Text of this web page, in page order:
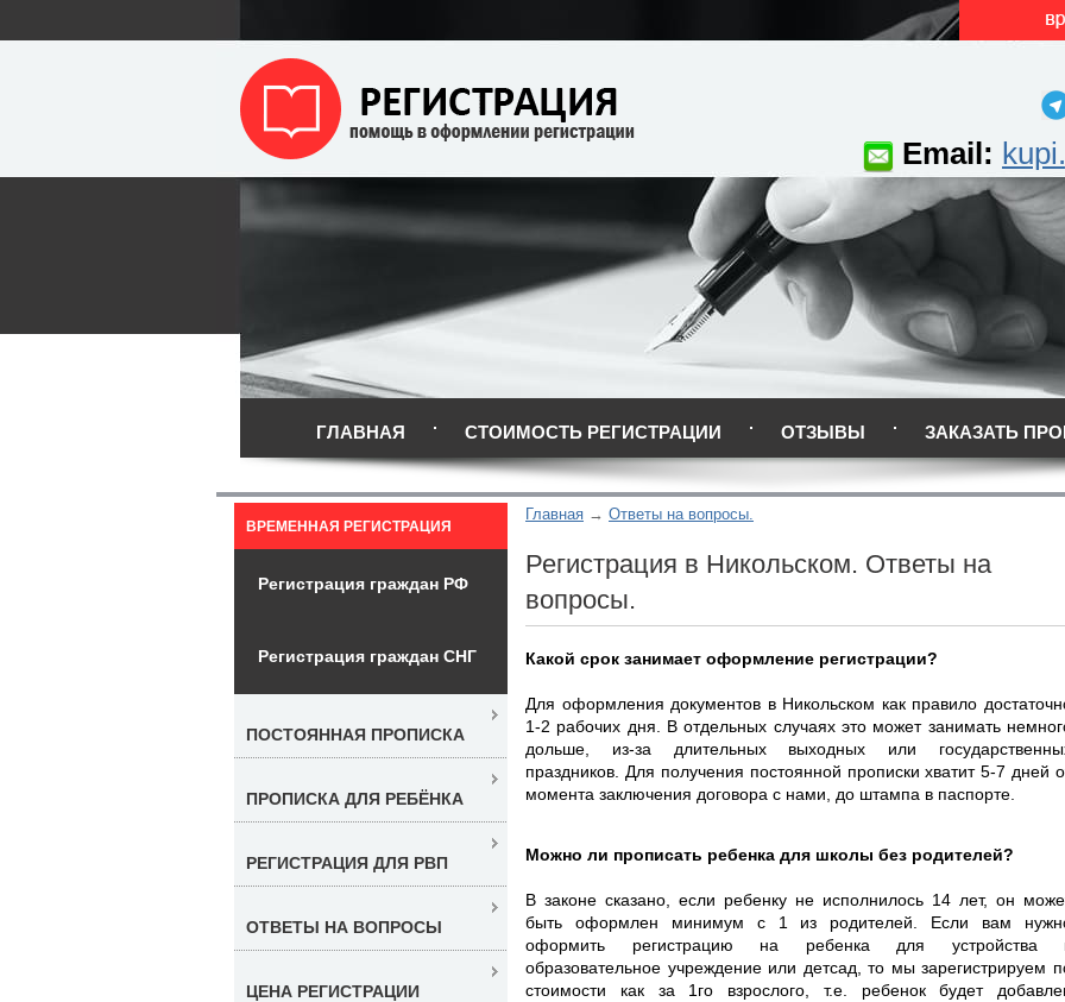
Email:
ГЛАВНАЯ СТОИМОСТЬ РЕГИСТРАЦИИ ОТЗЫВЫ ЗАКАЗАТЬ
Главная Ответы на вопросы.
Регистрация в Никольском. Ответы на
вопросы.
Какой срок занимает оформление регистрации?
Для оформления документов в Никольском как правило
1-2 рабочих дня. В отдельных случаях это может занимать
дольше, из-за длительных выходных или
праздников. Для получения постоянной прописки хватит 5-7 дней
момента заключения договора с нами, до штампа в паспорте.
Можно ли прописать ребенка для школы без родителей?
В законе сказано, если ребенку не исполнилось 14 лет, он
быть оформлен минимум с 1 из родителей. Если вам
оформить регистрацию на ребенка для устройства
образовательное учреждение или детсад, то мы зарегистрируем
стоимости как за 1го взрослого, т.е. ребенок будет
ВРЕМЕННАЯ РЕГИСТРАЦИЯ
Регистрация граждан РФ
Регистрация граждан СНГ
ПОСТОЯННАЯ ПРОПИСКА
ПРОПИСКА ДЛЯ РЕБЁНКА
РЕГИСТРАЦИЯ ДЛЯ РВП
ОТВЕТЫ НА ВОПРОСЫ
ЦЕНА РЕГИСТРАЦИИ